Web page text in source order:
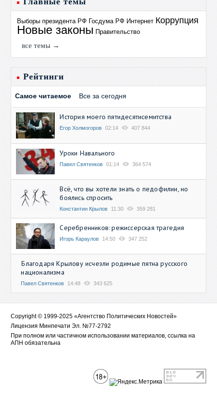
Выборы президента РФ Госдума РФ Интернет Коррупция
Новые законы Правительство
все темы →
Рейтинги
Самое читаемое Все за сегодня
История моего пятидесятисемитства
Егор Холмогоров 02:14 407 844
Уроки Навального
Павел Святенков 01:14 364 574
Всё, что вы хотели знать о педофилии, но
боялись спросить
Константин Крылов 11:30 359 281
Серебренников: режиссерская трагедия
Игорь Караулов 14:50 347 252
Благодаря Крылову исчезли родимые пятна русского
национализма
Павел Святенков 14:48 343 625
Copyright © 1999-2025 «Агентство Политических Новостей»
Лицензия Минпечати Эл. №77-2792
При полном или частичном использовании материалов, ссылка на
АПН обязательна